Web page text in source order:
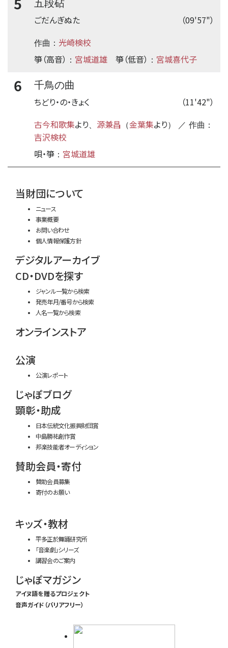
五段砧
（09'57"）
ごだんぎぬた
作曲： 光崎検校
箏（高音） ： 宮城道雄 箏（低音） ： 宮城喜代子
6
千鳥の曲
（11'42"）
ちどり・の・きょく
古今和歌集より 源兼昌 （金葉集より） ／ 作曲：
吉沢検校
唄・箏 ： 宮城道雄
当財団について
ニュース
事業概要
お問い合わせ
個人情報保護方針
デジタルアーカイブ
CD・DVDを探す
ジャンル一覧から検索
発売年月/番号から検索
人名一覧から検索
オンラインストア
公演
公演レポート
じゃぽブログ
顕彰・助成
日本伝統文化振興財団賞
中島勝祐創作賞
邦楽技能者オーディション
賛助会員・寄付
賛助会員募集
寄付のお願い
キッズ・教材
平多正於舞踊研究所
「音楽劇」シリーズ
講習会のご案内
じゃぽマガジン
アイヌ語を贈るプロジェクト
音声ガイド（バリアフリー）